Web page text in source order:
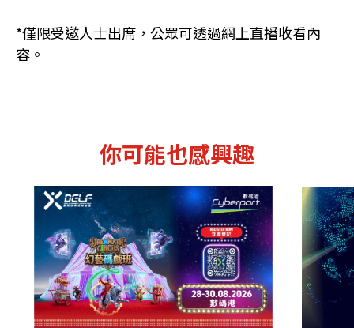
*僅限受邀人士出席，公眾可透過網上直播收看內
容。
你可能也感興趣